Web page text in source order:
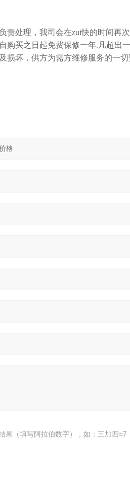
责处理，我司会在zui快的时间再
购买之日起免费保修一年.凡超出
坏，供方为需方维修服务的一切
果（填写阿拉伯数字），如：三加四=7